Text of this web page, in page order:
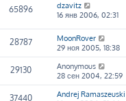
65896
dzavitz
16 янв 2006, 02:31
28787
MoonRover
29 ноя 2005, 18:38
29130
Anonymous
28 сен 2004, 22:59
37440
Andrej Ramaszeuski